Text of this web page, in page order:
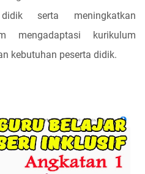
serta meningkatkan
mengadaptasi kurikulum
kebutuhan peserta didik.